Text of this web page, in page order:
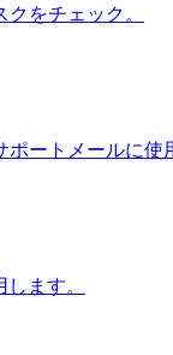
をチェック。
ートメールに使
ます。